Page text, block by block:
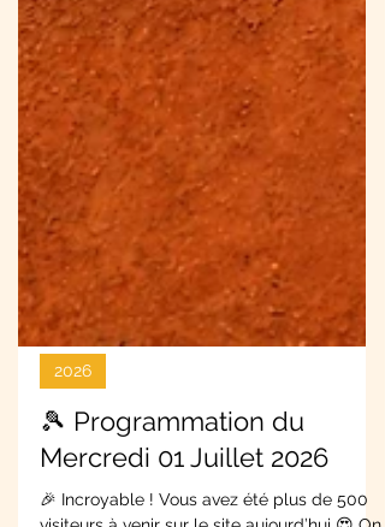
2026
🎾 Programmation du
Mercredi 01 Juillet 2026